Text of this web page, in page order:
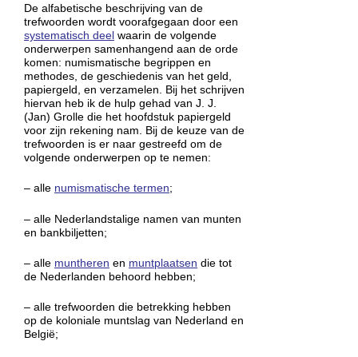
De alfabetische beschrijving van de
trefwoorden wordt voorafgegaan door een
systematisch deel waarin de volgende
onderwerpen samenhangend aan de orde
komen: numismatische begrippen en
methodes, de geschiedenis van het geld,
papiergeld, en verzamelen. Bij het schrijven
hiervan heb ik de hulp gehad van J. J.
(Jan) Grolle die het hoofdstuk papiergeld
voor zijn rekening nam. Bij de keuze van de
trefwoorden is er naar gestreefd om de
volgende onderwerpen op te nemen:
– alle numismatische termen;
– alle Nederlandstalige namen van munten
en bankbiljetten;
– alle muntheren en muntplaatsen die tot
de Nederlanden behoord hebben;
– alle trefwoorden die betrekking hebben
op de koloniale muntslag van Nederland en
België;